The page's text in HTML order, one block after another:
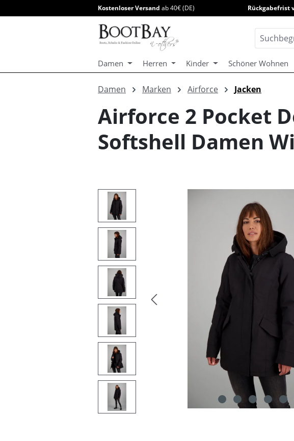
Zur Hauptnavigation springen
Kostenloser Versand ab 40€ (DE) Rückgabefrist
Damen Herren Kinder Schöner Wohnen
Damen Marken Airforce Jacken
Airforce 2 Pocket
Softshell Damen
Bildergalerie überspringen